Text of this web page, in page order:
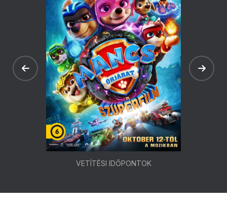
VETÍTÉSI IDŐPONTOK